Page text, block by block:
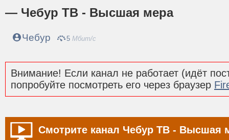
— Чебур ТВ - Высшая мера
Чебур 5 Мбит/с
Внимание! Если канал не работает (идёт
попробуйте посмотреть его через браузер
Смотрите канал Чебур ТВ - Высшая